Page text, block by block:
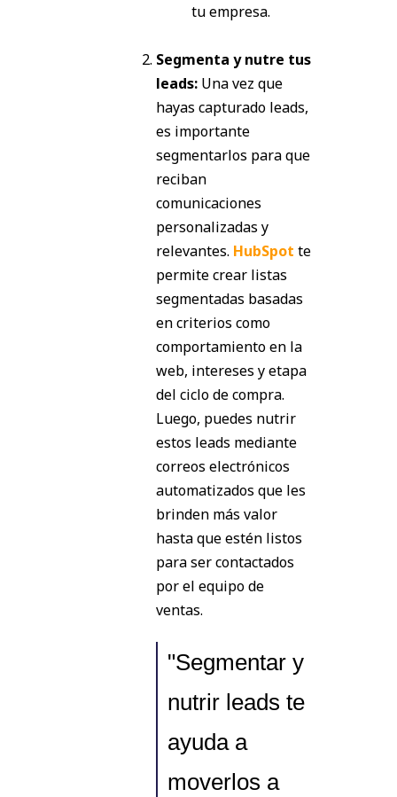
tu empresa.
Segmenta y nutre tus
leads: Una vez que
hayas capturado leads,
es importante
segmentarlos para que
reciban
comunicaciones
personalizadas y
relevantes. HubSpot te
permite crear listas
segmentadas basadas
en criterios como
comportamiento en la
web, intereses y etapa
del ciclo de compra.
Luego, puedes nutrir
estos leads mediante
correos electrónicos
automatizados que les
brinden más valor
hasta que estén listos
para ser contactados
por el equipo de
ventas.
"Segmentar y
nutrir leads te
ayuda a
moverlos a